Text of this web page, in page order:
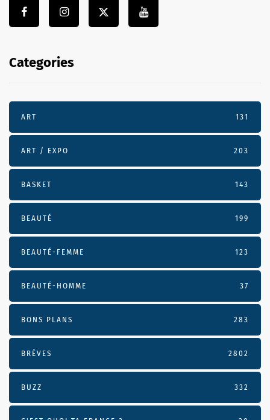
Categories
ART 131
ART / EXPO 203
BASKET 143
BEAUTÉ 199
BEAUTÉ-FEMME 123
BEAUTÉ-HOMME 37
BONS PLANS 283
BRÈVES 2802
BUZZ 332